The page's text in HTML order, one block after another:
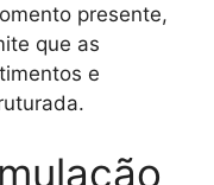
presente,
que as
e